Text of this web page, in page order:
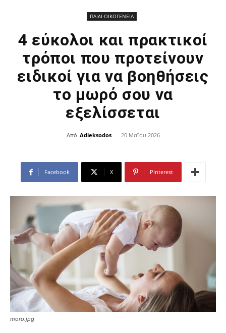
ΠΑΙΔΙ-ΟΙΚΟΓΕΝΕΙΑ
4 εύκολοι και πρακτικοί
τρόποι που προτείνουν
ειδικοί για να βοηθήσεις
το μωρό σου να
εξελίσσεται
Από Adieksodos - 20 Μαΐου 2026
Facebook X Pinterest
moro.jpg